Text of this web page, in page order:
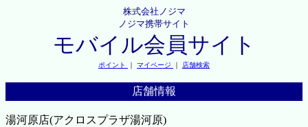
株式会社ノジマ
ノジマ携帯サイト
モバイル会員サイト
ポイント ｜ マイページ ｜ 店舗検索
店舗情報
湯河原店(アクロスプラザ湯河原)